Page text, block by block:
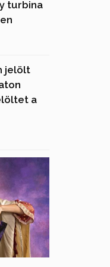
turbina
jelölt
a